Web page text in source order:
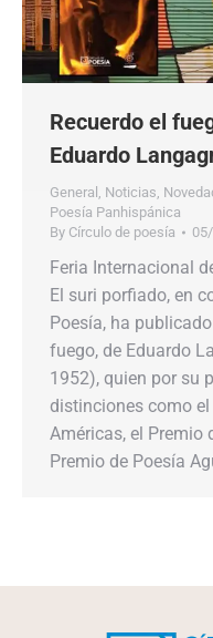
Recuerdo el
Eduardo
General , Noticias,
Poesía Panhispánica
By Círculo de poesía
Feria Internacional
El suri porfiado, en
Poesía, ha
fuego, de Eduardo
1952), quien por su
distinciones como
Américas, el Premio
Premio de Poesía